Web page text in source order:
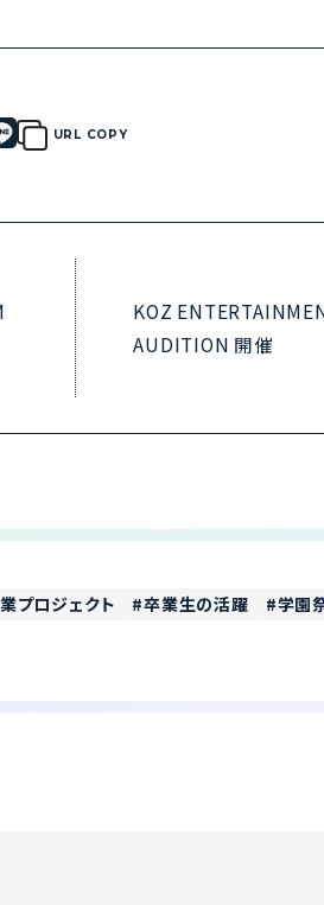
URL COPY
KOZ
AUDITION 開催
プロジェクト 卒業生の活躍 学園